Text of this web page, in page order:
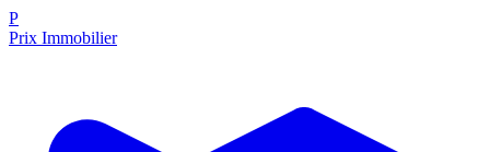
P
Prix Immobilier